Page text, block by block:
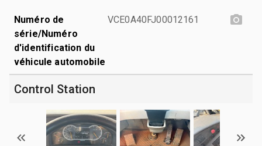
Numéro de
série/Numéro
d'identification du
véhicule automobile
VCE0A40FJ00012161
Control Station